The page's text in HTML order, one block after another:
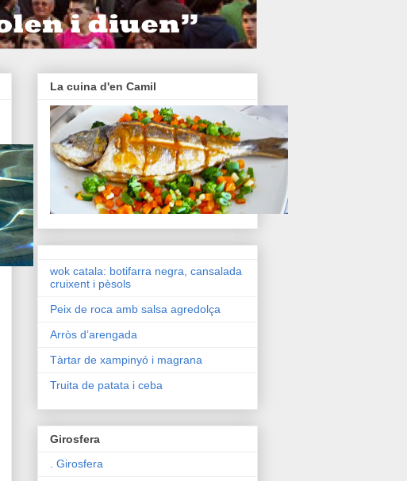
La cuina d'en Camil
wok catala: botifarra negra, cansalada
cruixent i pèsols
Peix de roca amb salsa agredolça
Arròs d’arengada
Tàrtar de xampinyó i magrana
Truita de patata i ceba
Girosfera
. Girosfera